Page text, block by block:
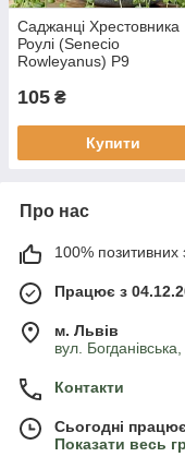
Саджанці Хрестовника
Роулі (Senecio
Rowleyanus) P9
105 ₴
Купити
Про нас
100% позитивних
Працює з
м. Львів
вул.
Контакти
Сьогодні
Показати весь